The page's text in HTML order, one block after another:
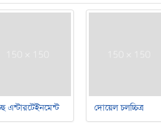
এন্টারটেইনমেন্ট দোয়েল চলচ্চিত্র